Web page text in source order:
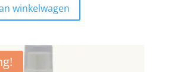
winkelwagen